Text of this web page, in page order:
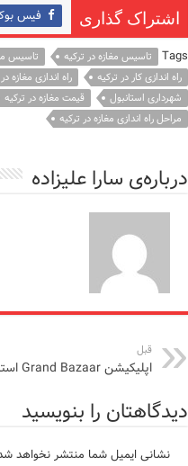
اشتراک گذاری فیس
Tags تاسیس مغازه در ترکیه تاسیس
راه اندازی کار در ترکیه
راه اندازی مغازه
شهرداری استانبول
قیمت مغازه در ترکیه
مراحل راه اندازی مغازه در ترکیه
درباره‌ی سارا علیزاده
قبل
اپلیکیشن Grand Bazaar استانبول
دیدگاهتان را بنویسید
نشانی ایمیل شما منتشر نخواهد